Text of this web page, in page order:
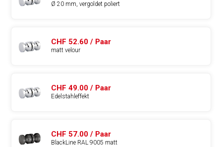
Ø 20 mm, vergoldet poliert
CHF 52.60 / Paar
matt velour
CHF 49.00 / Paar
Edelstahleffekt
CHF 57.00 / Paar
BlackLine RAL 9005 matt